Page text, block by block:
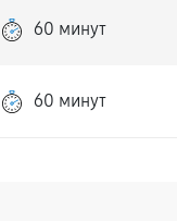
60 минут
60 минут